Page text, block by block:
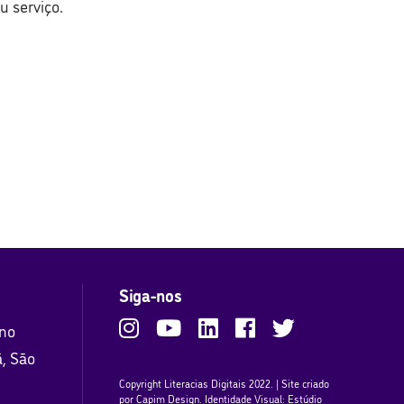
serviço.
São
Siga-nos
Copyright Literacias Digitais 2022. | Site criado
porCapim Design. Identidade Visual: Estúdio